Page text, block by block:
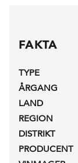
FAKTA
TYPE
ÅRGANG
LAND
REGION
DISTRIKT
PRODUCENT